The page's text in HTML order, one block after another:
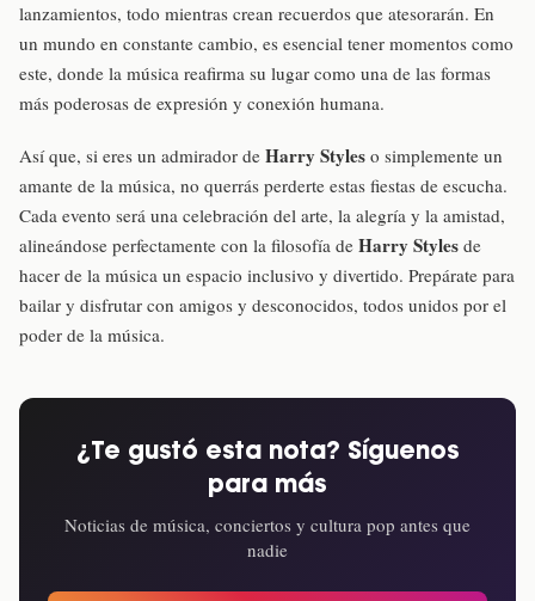
lanzamientos, todo mientras crean recuerdos que atesorarán. En
un mundo en constante cambio, es esencial tener momentos como
este, donde la música reafirma su lugar como una de las formas
más poderosas de expresión y conexión humana.
Así que, si eres un admirador de Harry Styles o simplemente un
amante de la música, no querrás perderte estas fiestas de escucha.
Cada evento será una celebración del arte, la alegría y la amistad,
alineándose perfectamente con la filosofía de Harry Styles de
hacer de la música un espacio inclusivo y divertido. Prepárate para
bailar y disfrutar con amigos y desconocidos, todos unidos por el
poder de la música.
¿Te gustó esta nota? Síguenos
para más
Noticias de música, conciertos y cultura pop antes que
nadie